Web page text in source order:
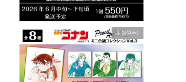
広告(Ads)